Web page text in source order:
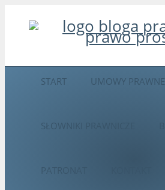
START UMOWY PRAWNE
SŁOWNIKI PRAWNICZE
PATRONAT